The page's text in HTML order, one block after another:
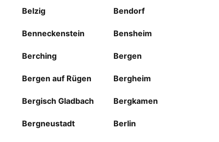
Belzig Bendorf
Benneckenstein Bensheim
Berching Bergen
Bergen auf Rügen Bergheim
Bergisch Gladbach Bergkamen
Bergneustadt Berlin